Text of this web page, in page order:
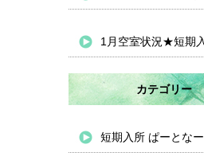
カテゴリー
短期入所 ぱーとなー